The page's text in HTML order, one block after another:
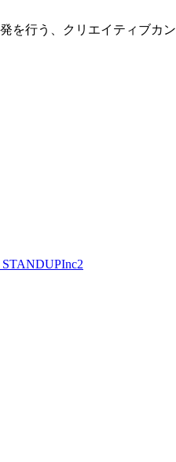
を行う、 クリエイティブカ
STANDUPInc2